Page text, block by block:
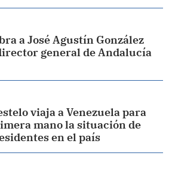
a José Agustín González
general de Andalucía
viaja a Venezuela para
mano la situación de
en el país